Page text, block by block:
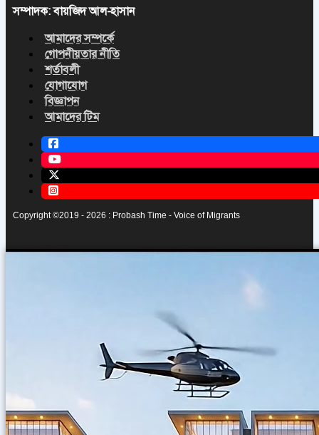
সম্পাদক: বায়জিদ আল-হাসান
আমাদের সম্পর্কে
গোপনীয়তার নীতি
শর্তাবলী
যোগাযোগ
বিজ্ঞাপন
আমাদের টিম
Copyright ©2019 - 2026 : Probash Time - Voice of Migrants